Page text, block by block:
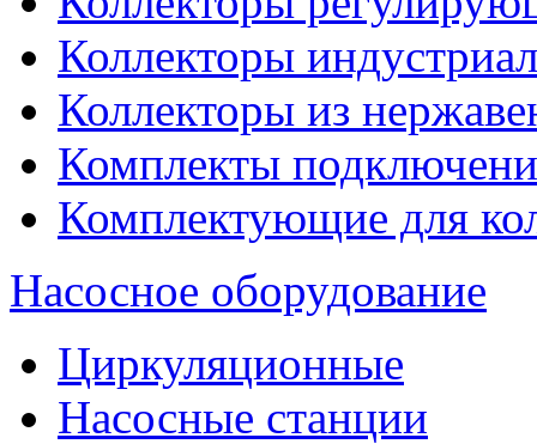
Коллекторы
Коллекторы из
Комплекты
Комплектующие для
Насосное оборудование
Циркуляционные
Насосные станции